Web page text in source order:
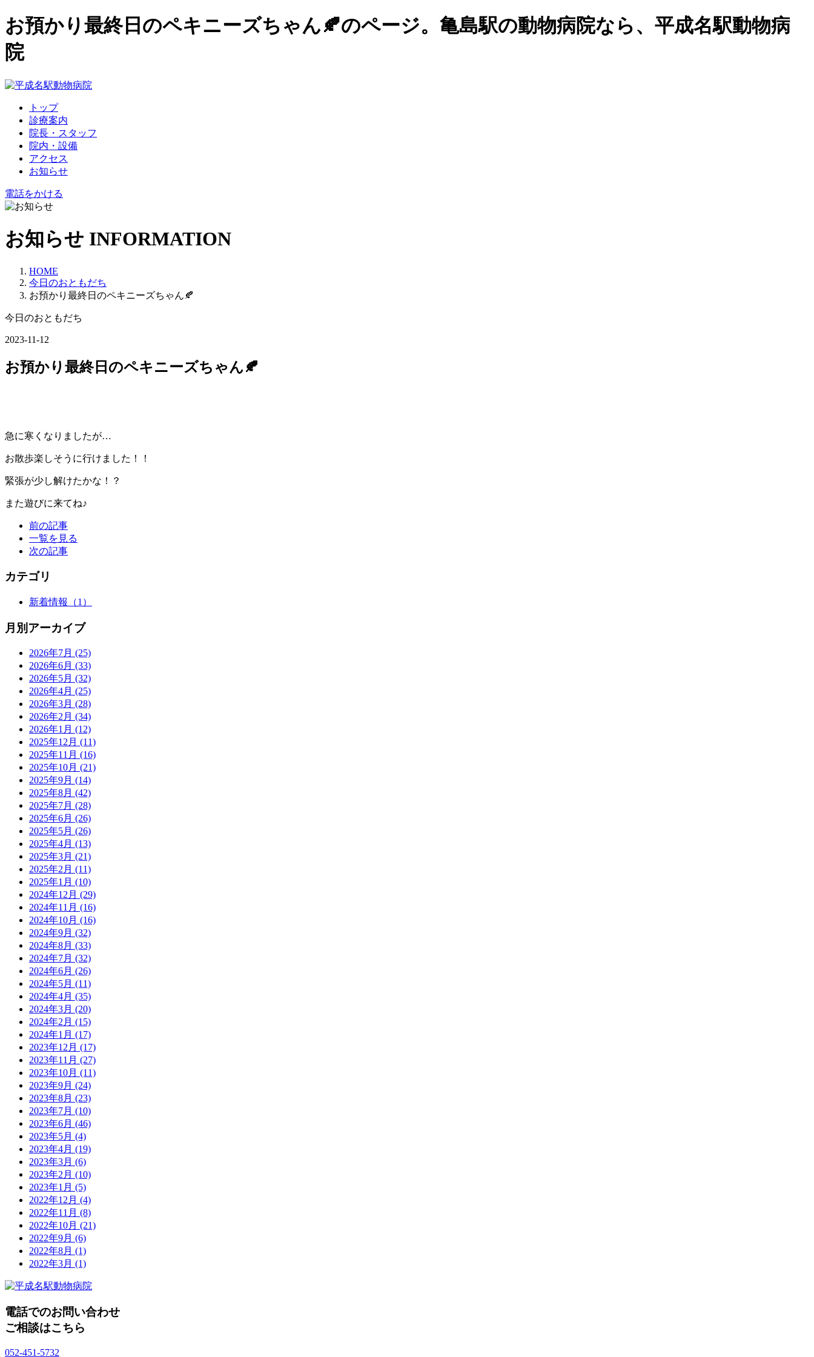
お預かり最終日のペキニーズちゃん🍂のページ。亀島駅の動物病院なら、平成名駅動物病
院
トップ
診療案内
院長・スタッフ
院内・設備
アクセス
お知らせ
電話をかける
お知らせ INFORMATION
HOME
今日のおともだち
お預かり最終日のペキニーズちゃん🍂
今日のおともだち
2023-11-12
お預かり最終日のペキニーズちゃん🍂
急に寒くなりましたが…
お散歩楽しそうに行けました！！
緊張が少し解けたかな！？
また遊びに来てね♪
前の記事
一覧を見る
次の記事
カテゴリ
新着情報 （1）
月別アーカイブ
2026年7月 (25)
2026年6月 (33)
2026年5月 (32)
2026年4月 (25)
2026年3月 (28)
2026年2月 (34)
2026年1月 (12)
2025年12月 (11)
2025年11月 (16)
2025年10月 (21)
2025年9月 (14)
2025年8月 (42)
2025年7月 (28)
2025年6月 (26)
2025年5月 (26)
2025年4月 (13)
2025年3月 (21)
2025年2月 (11)
2025年1月 (10)
2024年12月 (29)
2024年11月 (16)
2024年10月 (16)
2024年9月 (32)
2024年8月 (33)
2024年7月 (32)
2024年6月 (26)
2024年5月 (11)
2024年4月 (35)
2024年3月 (20)
2024年2月 (15)
2024年1月 (17)
2023年12月 (17)
2023年11月 (27)
2023年10月 (11)
2023年9月 (24)
2023年8月 (23)
2023年7月 (10)
2023年6月 (46)
2023年5月 (4)
2023年4月 (19)
2023年3月 (6)
2023年2月 (10)
2023年1月 (5)
2022年12月 (4)
2022年11月 (8)
2022年10月 (21)
2022年9月 (6)
2022年8月 (1)
2022年3月 (1)
電話でのお問い合わせ
ご相談はこちら
052-451-5732